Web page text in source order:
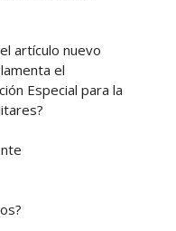
artículo nuevo
el
Especial para la